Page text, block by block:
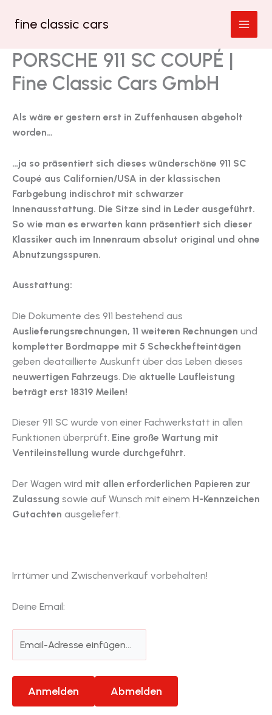
Inhaltfine classic cars
PORSCHE 911 SC COUPÉ |
Fine Classic Cars GmbH
Als wäre er gestern erst in Zuffenhausen abgeholt
worden…
…ja so präsentiert sich dieses wünderschöne 911 SC
Coupé aus Californien/USA in der klassischen
Farbgebung indischrot mit schwarzer
Innenausstattung. Die Sitze sind in Leder ausgeführt.
So wie man es erwarten kann präsentiert sich dieser
Klassiker auch im Innenraum absolut original und ohne
Abnutzungsspuren.
Ausstattung:
Die Dokumente des 911 bestehend aus
Auslieferungsrechnungen, 11 weiteren Rechnungen und
kompletter Bordmappe mit 5 Scheckhefteintägen
geben deataillierte Auskunft über das Leben dieses
neuwertigen Fahrzeugs. Die aktuelle Laufleistung
beträgt erst 18319 Meilen!
Dieser 911 SC wurde von einer Fachwerkstatt in allen
Funktionen überprüft. Eine große Wartung mit
Ventileinstellung wurde durchgeführt.
Der Wagen wird mit allen erforderlichen Papieren zur
Zulassung sowie auf Wunsch mit einem H-Kennzeichen
Gutachten ausgeliefert.
Irrtümer und Zwischenverkauf vorbehalten!
Deine Email: